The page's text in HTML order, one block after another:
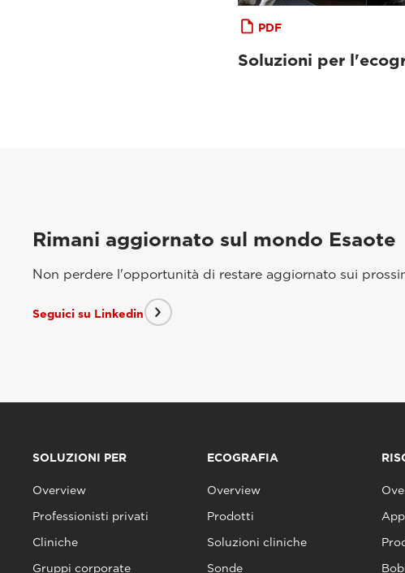
PDF
Soluzioni per
Rimani aggiornato sul mondo Esaote
Non perdere l'opportunità di restare aggiornato sui
Seguici su Linkedin
SOLUZIONI PER
Overview
Professionisti privati
Cliniche
Gruppi corporate
ECOGRAFIA
Overview
Prodotti
Soluzioni cliniche
Sonde